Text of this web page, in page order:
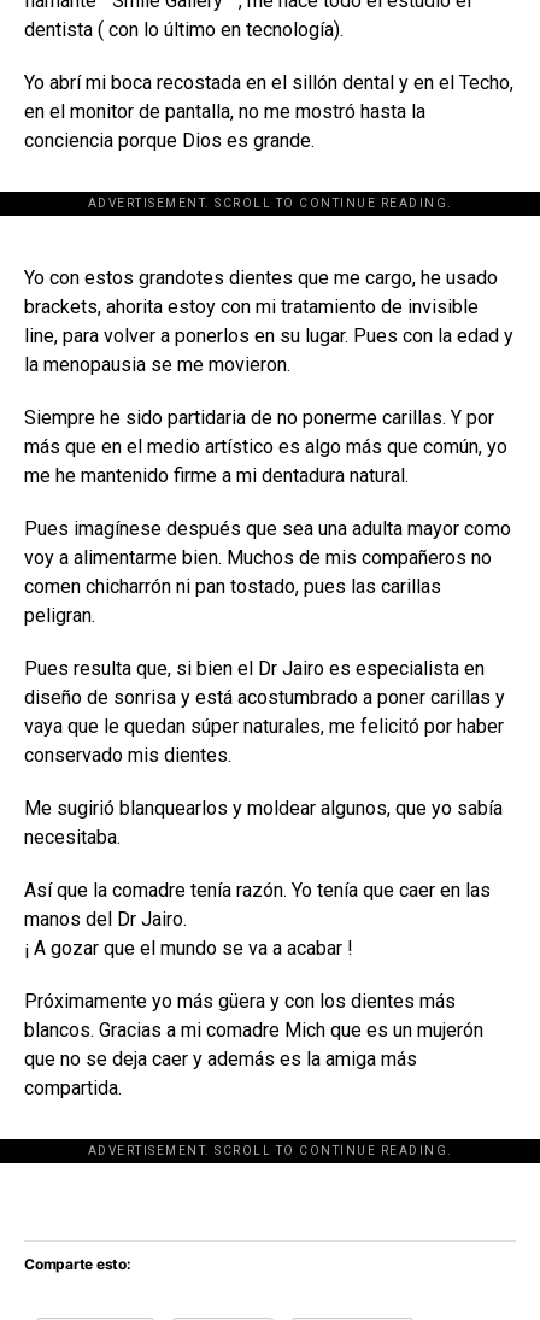
dentista ( con lo último en tecnología).
Yo abrí mi boca recostada en el sillón dental y en el Techo,
en el monitor de pantalla, no me mostró hasta la
conciencia porque Dios es grande.
ADVERTISEMENT. SCROLL TO CONTINUE READING.
[adsforwp id="243463"]
Yo con estos grandotes dientes que me cargo, he usado
brackets, ahorita estoy con mi tratamiento de invisible
line, para volver a ponerlos en su lugar. Pues con la edad y
la menopausia se me movieron.
Siempre he sido partidaria de no ponerme carillas. Y por
más que en el medio artístico es algo más que común, yo
me he mantenido firme a mi dentadura natural.
Pues imagínese después que sea una adulta mayor como
voy a alimentarme bien. Muchos de mis compañeros no
comen chicharrón ni pan tostado, pues las carillas
peligran.
Pues resulta que, si bien el Dr Jairo es especialista en
diseño de sonrisa y está acostumbrado a poner carillas y
vaya que le quedan súper naturales, me felicitó por haber
conservado mis dientes.
Me sugirió blanquearlos y moldear algunos, que yo sabía
necesitaba.
Así que la comadre tenía razón. Yo tenía que caer en las
manos del Dr Jairo.
¡ A gozar que el mundo se va a acabar !
Próximamente yo más güera y con los dientes más
blancos. Gracias a mi comadre Mich que es un mujerón
que no se deja caer y además es la amiga más
compartida.
ADVERTISEMENT. SCROLL TO CONTINUE READING.
[adsforwp id="243463"]
Comparte esto: